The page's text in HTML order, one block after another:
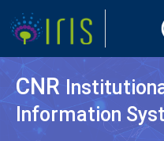
CNR
Information